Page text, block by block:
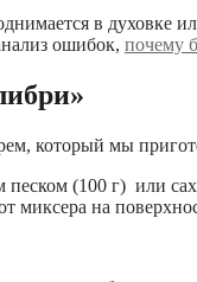
в
ошибок, почему
который мы
(100 г) или
миксера на